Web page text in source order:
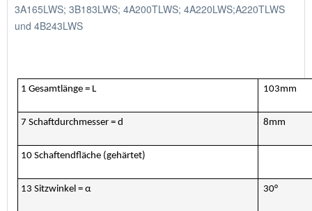
3A165LWS; 3B183LWS; 4A200TLWS; 4A220LWS;A220TLWS
und 4B243LWS
1 Gesamtlänge = L 103mm
7 Schaftdurchmesser = d 8mm
10 Schaftendfläche (gehärtet)
13 Sitzwinkel = α 30°